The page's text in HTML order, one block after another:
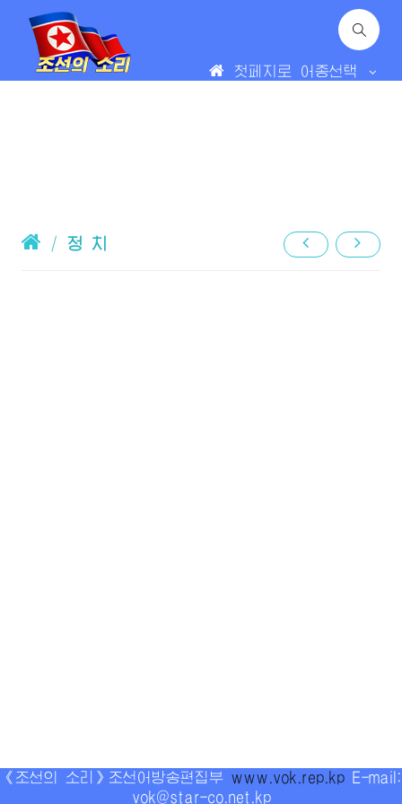
첫페지로 어종선택
/ 정 치
《조선의 소리》조선어방송편집부 www.vok.rep.kp E-mail:
vok@star-co.net.kp